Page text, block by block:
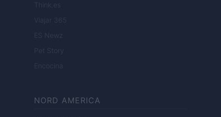
Think.es
Viajar 365
ES Newz
Pet Story
Encocina
NORD AMERICA